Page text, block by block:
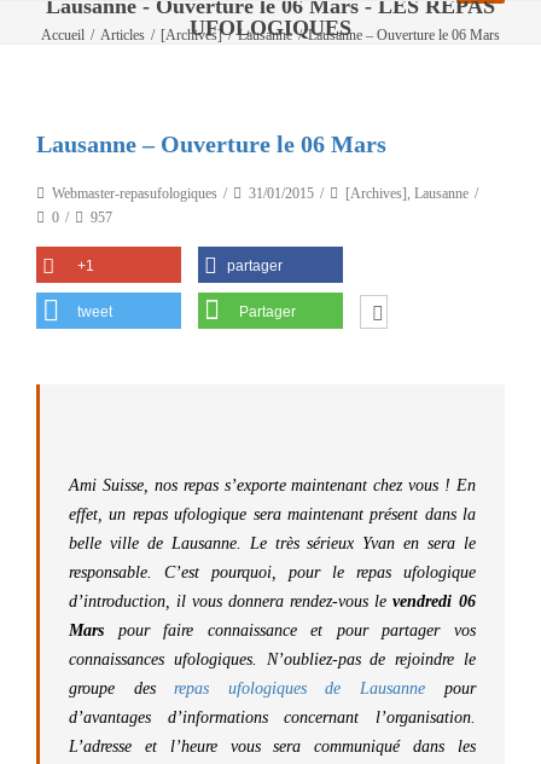
Lausanne - Ouverture le 06 Mars - LES REPAS
UFOLOGIQUES
Accueil / Articles / [Archives] / Lausanne / Lausanne – Ouverture le 06 Mars
Lausanne – Ouverture le 06 Mars
Webmaster-repasufologiques 31/01/2015 [Archives], Lausanne
0
957
+1 partager
tweet Partager
Ami Suisse, nos repas s’exporte maintenant chez vous ! En
effet, un repas ufologique sera maintenant présent dans la
belle ville de Lausanne. Le très sérieux Yvan en sera le
responsable. C’est pourquoi, pour le repas ufologique
d’introduction, il vous donnera rendez-vous le vendredi 06
Mars pour faire connaissance et pour partager vos
connaissances ufologiques. N’oubliez-pas de rejoindre le
groupe des repas ufologiques de Lausanne pour
d’avantages d’informations concernant l’organisation.
L’adresse et l’heure vous sera communiqué dans les